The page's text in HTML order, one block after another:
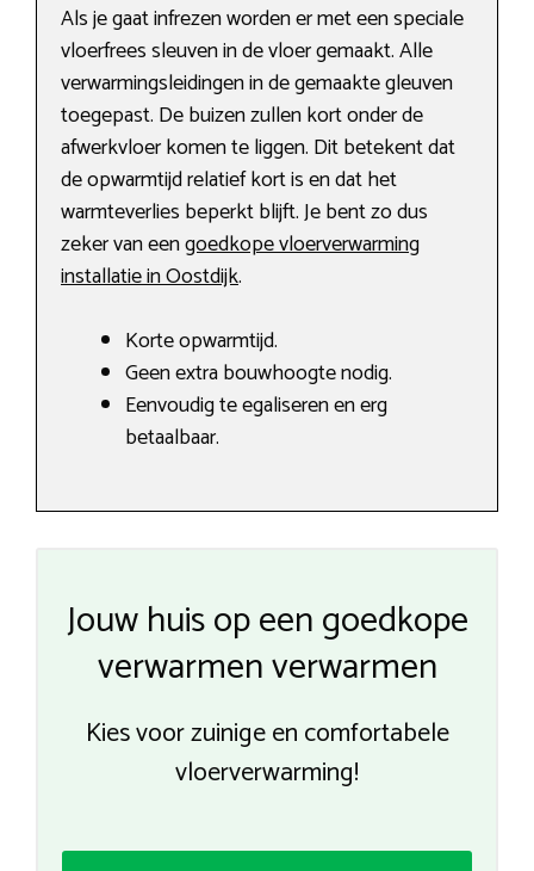
Als je gaat infrezen worden er met een speciale
vloerfrees sleuven in de vloer gemaakt. Alle
verwarmingsleidingen in de gemaakte gleuven
toegepast. De buizen zullen kort onder de
afwerkvloer komen te liggen. Dit betekent dat
de opwarmtijd relatief kort is en dat het
warmteverlies beperkt blijft. Je bent zo dus
zeker van eengoedkope vloerverwarming
installatie in Oostdijk.
Korte opwarmtijd.
Geen extra bouwhoogte nodig.
Eenvoudig te egaliseren en erg
betaalbaar.
Jouw huis op een goedkope
verwarmen verwarmen
Kies voor zuinige en comfortabele
vloerverwarming!